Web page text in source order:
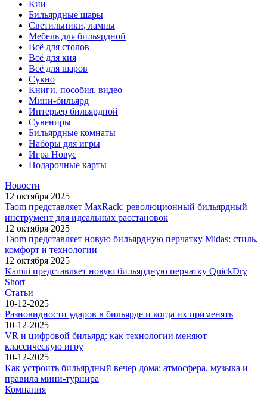
Кии
Бильярдные шары
Светильники, лампы
Мебель для бильярдной
Всё для столов
Всё для кия
Всё для шаров
Сукно
Книги, пособия, видео
Мини-бильярд
Интерьер бильярдной
Сувениры
Бильярдные комнаты
Наборы для игры
Игра Новус
Подарочные карты
Новости
12 октября 2025
Taom представляет MaxRack: революционный бильярдный
инструмент для идеальных расстановок
12 октября 2025
Taom представляет новую бильярдную перчатку Midas: стиль,
комфорт и технологии
12 октября 2025
Kamui представляет новую бильярдную перчатку QuickDry
Short
Статьи
10-12-2025
Разновидности ударов в бильярде и когда их применять
10-12-2025
VR и цифровой бильярд: как технологии меняют
классическую игру
10-12-2025
Как устроить бильярдный вечер дома: атмосфера, музыка и
правила мини-турнира
Компания